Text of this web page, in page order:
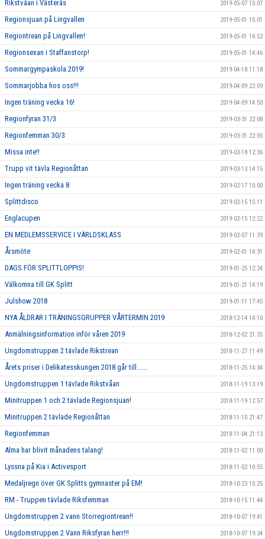
Rikstvåan i Västerås 2019-05-07 15:07
Regionsjuan på Lingvallen 2019-05-01 15:01
Regiontrean på Lingvallen! 2019-05-01 14:52
Regionsexan i Staffanstorp! 2019-05-01 14:46
Sommargympaskola 2019! 2019-04-18 11:18
Sommarjobba hos oss!!! 2019-04-09 22:09
Ingen träning vecka 16! 2019-04-09 14:50
Regionfyran 31/3 2019-03-31 22:08
Regionfemman 30/3 2019-03-31 22:05
Missa inte!! 2019-03-18 12:36
Trupp vit tävla Regionåttan 2019-03-13 14:15
Ingen träning vecka 8 2019-02-17 10:00
Splittdisco 2019-02-15 15:11
Englacupen 2019-02-15 12:22
EN MEDLEMSSERVICE I VÄRLDSKLASS 2019-02-07 11:39
Årsmöte 2019-02-01 14:31
DAGS FÖR SPLITTLOPPIS! 2019-01-25 12:24
Välkomna till GK Splitt 2019-01-21 14:19
Julshow 2018 2019-01-11 17:45
NYA ÅLDRAR I TRÄNINGSGRUPPER VÅRTERMIN 2019 2018-12-14 14:10
Anmälningsinformation inför våren 2019 2018-12-02 21:35
Ungdomstruppen 2 tävlade Rikstrean 2018-11-27 11:49
Årets priser i Delikatesskungen 2018 går till...... 2018-11-25 14:34
Ungdomstruppen 1 tävlade Rikstvåan 2018-11-19 13:19
Minitruppen 1 och 2 tävlade Regionsjuan! 2018-11-19 12:57
Minitruppen 2 tävlade Regionåttan 2018-11-10 21:47
Regionfemman 2018-11-04 21:13
Alma har blivit månadens talang! 2018-11-02 11:00
Lyssna på Kia i Activesport 2018-11-02 10:55
Medaljregn över GK Splitts gymnaster på EM! 2018-10-23 15:25
RM - Truppen tävlade Riksfemman 2018-10-15 11:44
Ungdomstruppen 2 vann Storregiontrean!! 2018-10-07 19:41
Ungdomstruppen 2 Vann Riksfyran herr!!! 2018-10-07 19:34